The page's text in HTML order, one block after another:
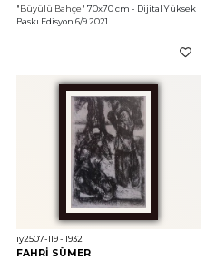
"Büyülü Bahçe" 70x70 cm - Dijital Yüksek
Baskı Edisyon 6/9 2021
iy2507-119 - 1932
FAHRİ SÜMER